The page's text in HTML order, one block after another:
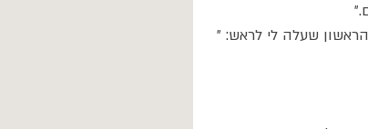
שעלה לי לראש: ״